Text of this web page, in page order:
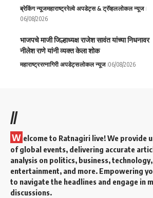
ब्रेकिंग न्यूजमहाराष्ट्ररेल्वे अपडेट्स & ट्रॅव्हललोकल न्यूज
06/08/2026
भाजपचे माजी जिल्हाध्यक्ष राजेश सावंत यांच्या निधनावर
नीलेश राणे यांनी व्यक्त केला शोक
महाराष्ट्ररत्नागिरी अपडेट्सलोकल न्यूज 06/08/2026
//
W elcome to Ratnagiri live! We provide
of global events, delivering accurate
analysis on politics, business,
entertainment, and more. Empowering
to navigate the headlines and engage in
discussions.